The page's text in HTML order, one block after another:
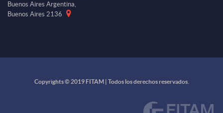
Buenos Aires Argentina,
Buenos Aires 2136
Copyrights © 2019 FITAM | Todos los derechos reservados.